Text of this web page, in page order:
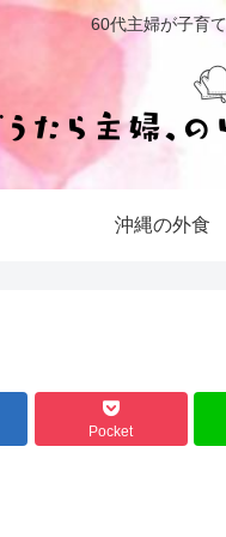
60代主婦が子育
沖縄の外食
Pocket